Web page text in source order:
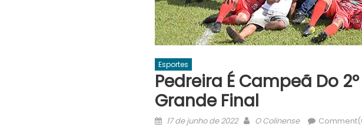
Esportes
Pedreira É Campeã Do
Grande Final
Posted
17 de junho de 2022 Author
O Colinense